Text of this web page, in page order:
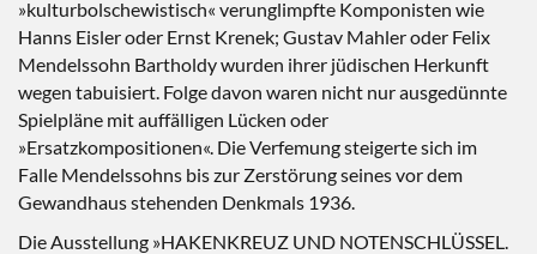
»kulturbolschewistisch« verunglimpfte Komponisten wie
Hanns Eisler oder Ernst Krenek; Gustav Mahler oder Felix
Mendelssohn Bartholdy wurden ihrer jüdischen Herkunft
wegen tabuisiert. Folge davon waren nicht nur ausgedünnte
Spielpläne mit auffälligen Lücken oder
»Ersatzkompositionen«. Die Verfemung steigerte sich im
Falle Mendelssohns bis zur Zerstörung seines vor dem
Gewandhaus stehenden Denkmals 1936.
Die Ausstellung »HAKENKREUZ UND NOTENSCHLÜSSEL.